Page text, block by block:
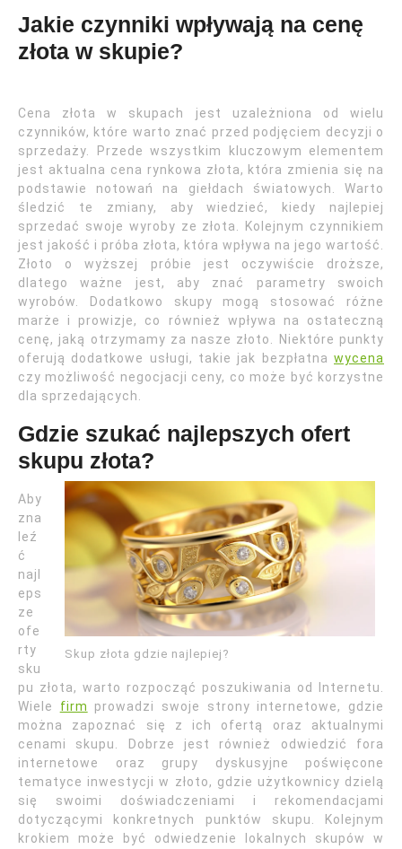
Jakie czynniki wpływają na cenę
złota w skupie?
Cena złota w skupach jest uzależniona od wielu
czynników, które warto znać przed podjęciem decyzji o
sprzedaży. Przede wszystkim kluczowym elementem
jest aktualna cena rynkowa złota, która zmienia się na
podstawie notowań na giełdach światowych. Warto
śledzić te zmiany, aby wiedzieć, kiedy najlepiej
sprzedać swoje wyroby ze złota. Kolejnym czynnikiem
jest jakość i próba złota, która wpływa na jego wartość.
Złoto o wyższej próbie jest oczywiście droższe,
dlatego ważne jest, aby znać parametry swoich
wyrobów. Dodatkowo skupy mogą stosować różne
marże i prowizje, co również wpływa na ostateczną
cenę, jaką otrzymamy za nasze złoto. Niektóre punkty
oferują dodatkowe usługi, takie jak bezpłatna wycena
czy możliwość negocjacji ceny, co może być korzystne
dla sprzedających.
Gdzie szukać najlepszych ofert
skupu złota?
Skup złota gdzie najlepiej?
Aby
zna
leź
ć
najl
eps
ze
ofe
rty
sku
pu złota, warto rozpocząć poszukiwania od Internetu.
Wiele firm
prowadzi swoje strony internetowe, gdzie
można zapoznać się z ich ofertą oraz aktualnymi
cenami skupu. Dobrze jest również odwiedzić fora
internetowe oraz grupy dyskusyjne poświęcone
tematyce inwestycji w złoto, gdzie użytkownicy dzielą
się swoimi doświadczeniami i rekomendacjami
dotyczącymi konkretnych punktów skupu. Kolejnym
krokiem może być odwiedzenie lokalnych skupów w